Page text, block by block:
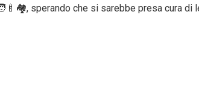
sperando che si sarebbe presa cura di